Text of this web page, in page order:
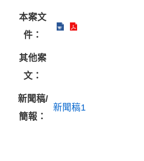
本案文
件：
其他案
文：
新聞稿/
簡報：
新聞稿1